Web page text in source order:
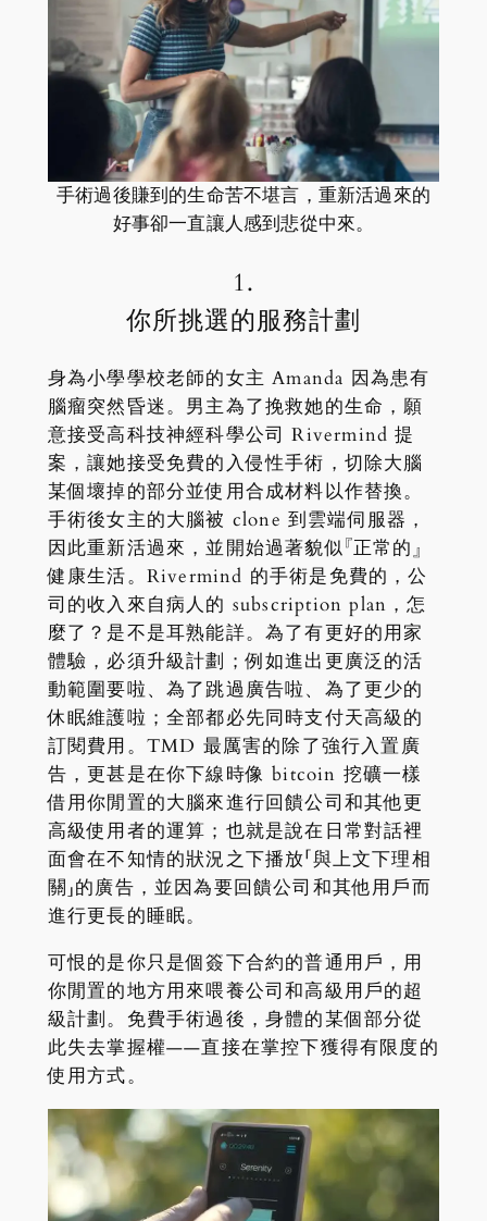
手術過後賺到的生命苦不堪言，重新活過來的
好事卻一直讓人感到悲從中來。
1.
你所挑選的服務計劃
身為小學學校老師的女主 Amanda 因為患有
腦瘤突然昏迷。男主為了挽救她的生命，願
意接受高科技神經科學公司 Rivermind 提
案，讓她接受免費的入侵性手術，切除大腦
某個壞掉的部分並使用合成材料以作替換。
手術後女主的大腦被 clone 到雲端伺服器，
因此重新活過來，並開始過著貌似『正常的』
健康生活。Rivermind 的手術是免費的，公
司的收入來自病人的 subscription plan，怎
麼了？是不是耳熟能詳。為了有更好的用家
體驗，必須升級計劃；例如進出更廣泛的活
動範圍要啦、為了跳過廣告啦、為了更少的
休眠維護啦；全部都必先同時支付天高級的
訂閱費用。TMD 最厲害的除了強行入置廣
告，更甚是在你下線時像 bitcoin 挖礦一樣
借用你閒置的大腦來進行回饋公司和其他更
高級使用者的運算；也就是說在日常對話裡
面會在不知情的狀況之下播放「與上文下理相
關」的廣告，並因為要回饋公司和其他用戶而
進行更長的睡眠。
可恨的是你只是個簽下合約的普通用戶，用
你閒置的地方用來喂養公司和高級用戶的超
級計劃。免費手術過後，身體的某個部分從
此失去掌握權——直接在掌控下獲得有限度的
使用方式。